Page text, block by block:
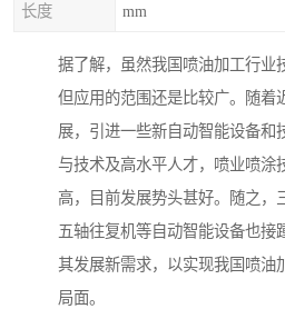
长度 mm
据了解，虽然我国喷油加工行业
但应用的范围还是比较广。随着
展，引进一些新自动智能设备和
与技术及高水平人才，喷业喷涂
高，目前发展势头甚好。随之，
五轴往复机等自动智能设备也接
其发展新需求，以实现我国喷油
局面。